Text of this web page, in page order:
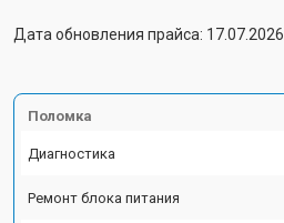
Дата обновления прайса: 17.07.2026
Поломка
Диагностика
Ремонт блока питания